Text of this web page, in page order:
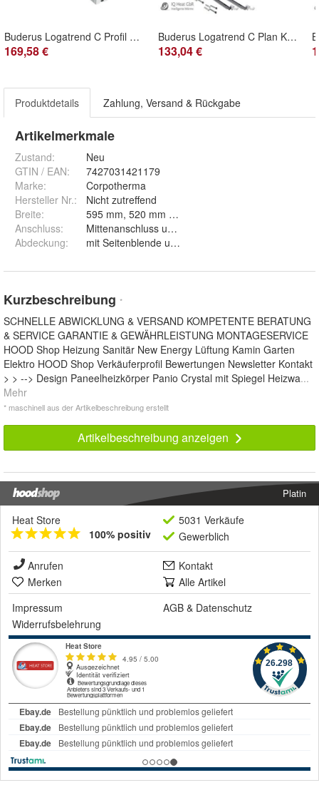
Buderus Logatrend C Profil Kompakt Flachheizkörper Typ 33 BH 400 seitliche Anschl
169,58 €
Buderus Logatrend C Plan Kompakt Heizkörper Bauhöhe 300 mm Typ 11 21 22 33
133,04 €
Produktdetails Zahlung, Versand & Rückgabe
Artikelmerkmale
Zustand:
Neu
GTIN / EAN:
7427031421179
Marke:
Corpotherma
Hersteller Nr.:
Nicht zutreffend
Breite:
Anschluss:
Abdeckung:
Kurzbeschreibung *
SCHNELLE ABWICKLUNG & VERSAND KOMPETENTE BERATUNG
& SERVICE GARANTIE & GEWÄHRLEISTUNG MONTAGESERVICE
HOOD Shop Heizung Sanitär New Energy Lüftung Kamin Garten
Elektro HOOD Shop Verkäuferprofil Bewertungen Newsletter Kontakt
> > --> Design Paneelheizkörper Panio Crystal mit Spiegel Heizwa...
Mehr
* maschinell aus der Artikelbeschreibung erstellt
Artikelbeschreibung anzeigen
Platin
Heat Store
100% positiv
5031 Verkäufe
Gewerblich
Anrufen
Kontakt
Merken
Alle Artikel
Impressum
AGB & Datenschutz
Widerrufsbelehrung